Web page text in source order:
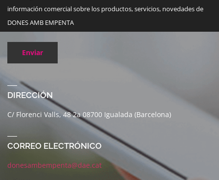
información comercial sobre los productos, servicios, novedades de
DONES AMB EMPENTA
Enviar
DIRECCIÓN
C/ Florenci Valls, 48 2a 08700 Igualada (Barcelona)
CORREO ELECTRÓNICO
donesambempenta@dae.cat